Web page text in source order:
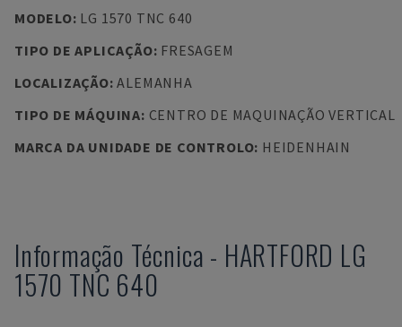
MODELO: LG 1570 TNC 640
TIPO DE APLICAÇÃO: FRESAGEM
LOCALIZAÇÃO:ALEMANHA
TIPO DE MÁQUINA: CENTRO DE MAQUINAÇÃO VERTICAL
MARCA DA UNIDADE DE CONTROLO: HEIDENHAIN
Informação Técnica - HARTFORD LG
1570 TNC 640